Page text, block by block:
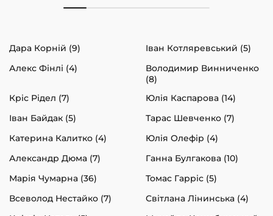
Дара Корній (9)
Іван Котляревський (5)
Алекс Фінлі (4)
Володимир Винниченко
(8)
Кріс Рідел (7)
Юлія Каспарова (14)
Іван Байдак (5)
Тарас Шевченко (7)
Катерина Калитко (4)
Юлія Олефір (4)
Александр Дюма (7)
Ганна Булгакова (10)
Марія Чумарна (36)
Томас Гарріс (5)
Всеволод Нестайко (7)
Світлана Лінинська (4)